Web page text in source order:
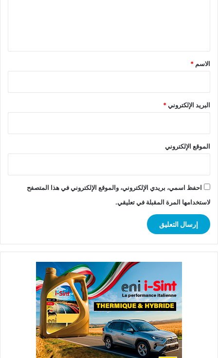
*
الاسم *
البريد الإلكتروني*
الموقع الإلكتروني
احفظ اسمي، بريدي الإلكتروني، والموقع الإلكتروني في هذا المتصفح
لاستخدامها المرة المقبلة في تعليقي.